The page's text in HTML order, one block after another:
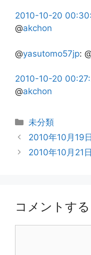
2010-10-20
@akchon
@yasutomo57jp:
2010-10-20
@akchon
カ
テ
リ
未分類
2010年10月19
2010年10月21
コメントする